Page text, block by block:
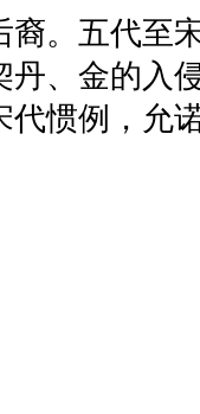
裔。五代至
丹、金的入
代惯例，